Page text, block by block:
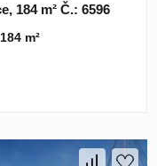
184 m² Č.: 6596
184 m²